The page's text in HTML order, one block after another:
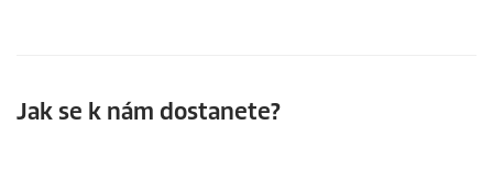
Jak se k nám dostanete?